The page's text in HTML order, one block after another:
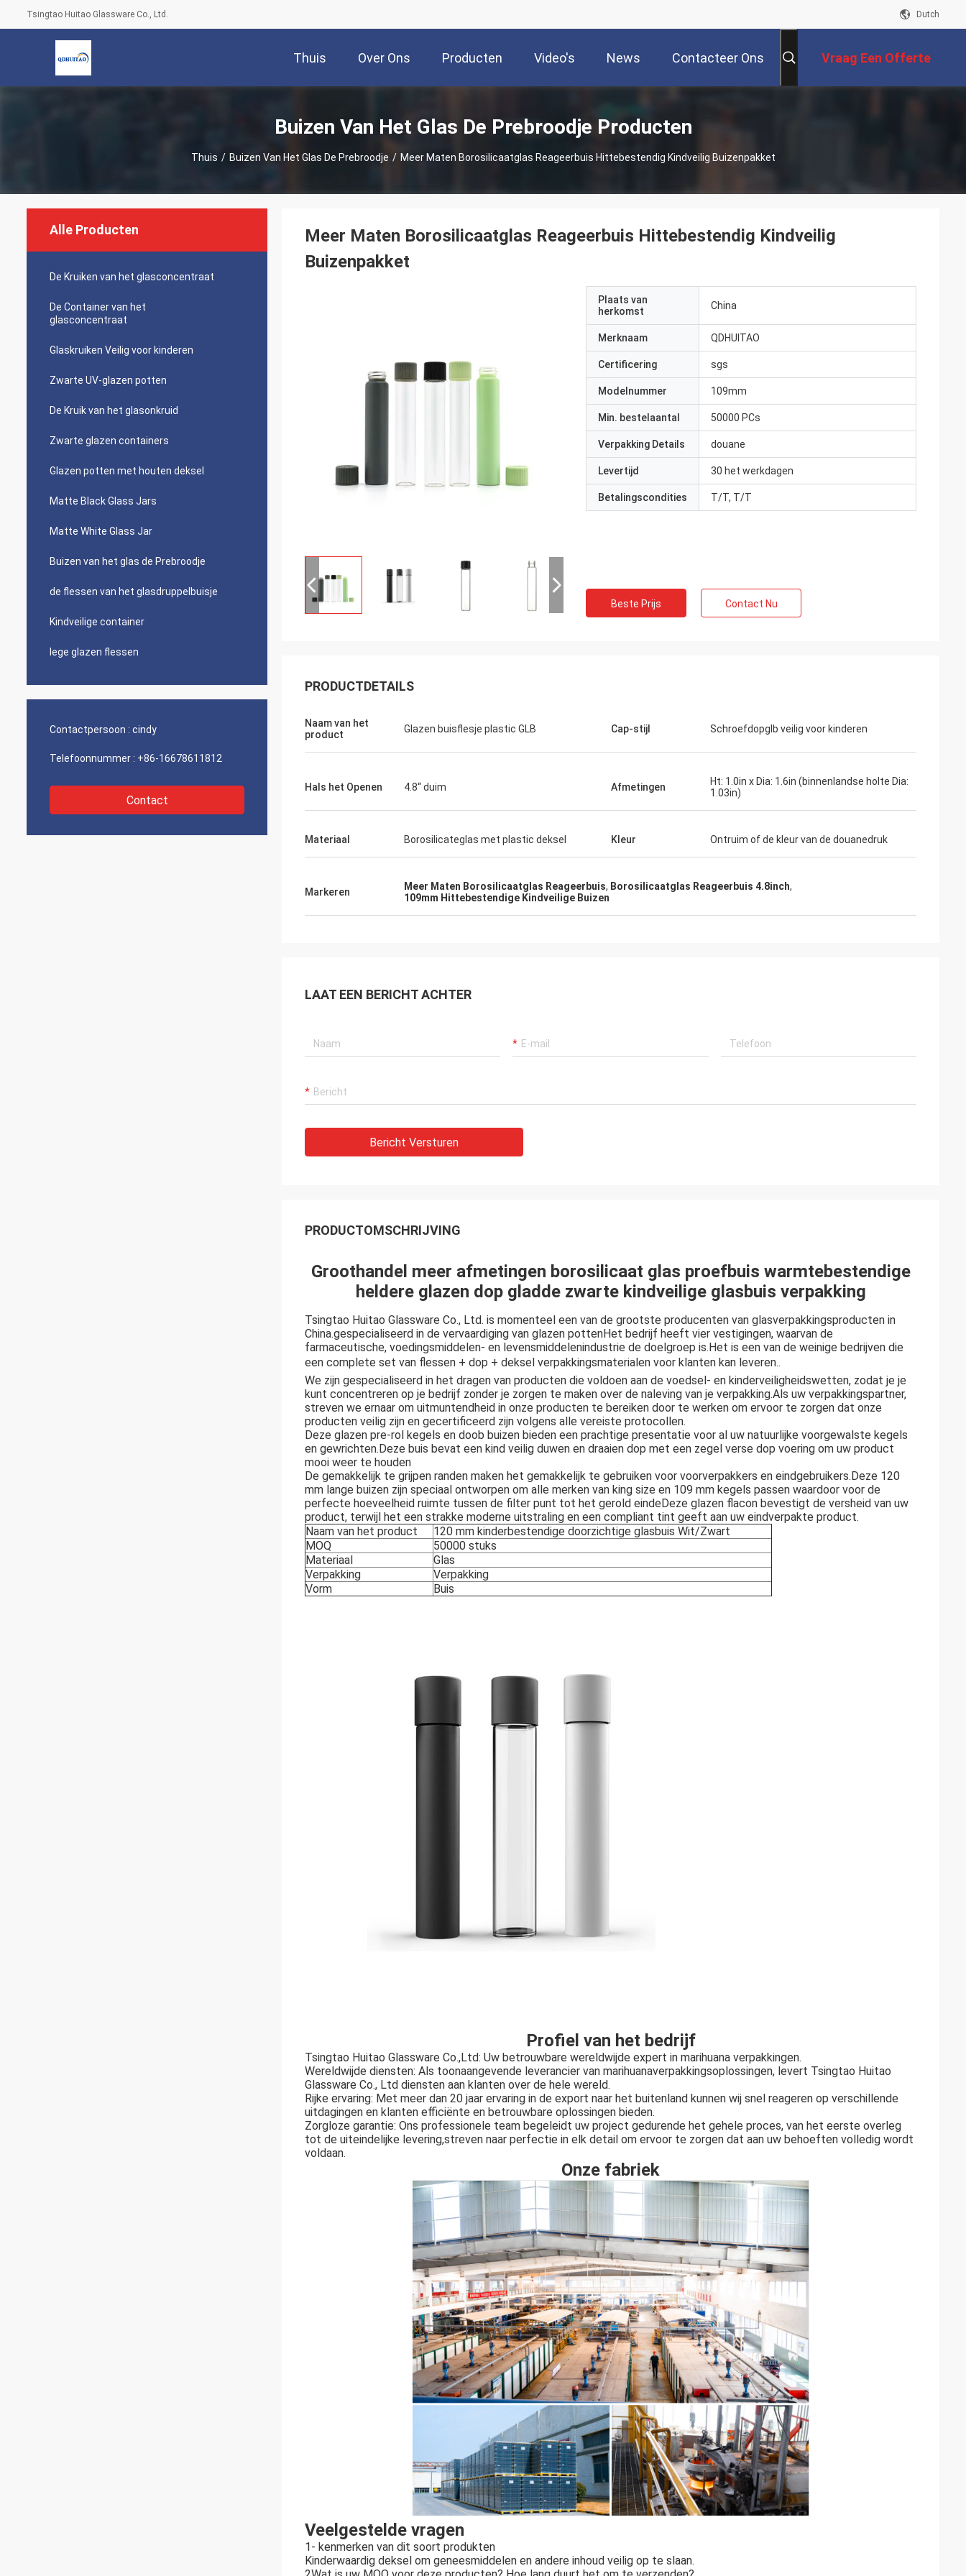
Tsingtao Huitao Glassware Co., Ltd. Dutch
Thuis Over Ons Producten Video's News Contacteer Ons Vraag Een Offerte
Buizen Van Het Glas De Prebroodje Producten
Thuis / Buizen Van Het Glas De Prebroodje / Meer Maten Borosilicaatglas Reageerbuis Hittebestendig Kindveilig Buizenpakket
Alle Producten
De Kruiken van het glasconcentraat
De Container van het
glasconcentraat
Glaskruiken Veilig voor kinderen
Zwarte UV-glazen potten
De Kruik van het glasonkruid
Zwarte glazen containers
Glazen potten met houten deksel
Matte Black Glass Jars
Matte White Glass Jar
Buizen van het glas de Prebroodje
de flessen van het glasdruppelbuisje
Kindveilige container
lege glazen flessen
Contactpersoon : cindy
Telefoonnummer : +86-16678611812
Contact
Meer Maten Borosilicaatglas Reageerbuis Hittebestendig Kindveilig
Buizenpakket
Plaats van
herkomst
China
Merknaam QDHUITAO
Certificering sgs
Modelnummer 109mm
Min. bestelaantal 50000 PCs
Verpakking Details douane
Levertijd 30 het werkdagen
Betalingscondities T/T, T/T
Beste Prijs Contact Nu
PRODUCTDETAILS
Naam van het
product
Glazen buisflesje plastic GLB Cap-stijl Schroefdopglb veilig voor kinderen
Hals het Openen 4.8“ duim Afmetingen
Ht: 1.0in x Dia: 1.6in (binnenlandse holte Dia:
1.03in)
Materiaal Borosilicateglas met plastic deksel Kleur Ontruim of de kleur van de douanedruk
Markeren Meer Maten Borosilicaatglas Reageerbuis, Borosilicaatglas Reageerbuis 4.8inch,
109mm Hittebestendige Kindveilige Buizen
LAAT EEN BERICHT ACHTER
Bericht Versturen
PRODUCTOMSCHRIJVING
Groothandel meer afmetingen borosilicaat glas proefbuis warmtebestendige
heldere glazen dop gladde zwarte kindveilige glasbuis verpakking
Tsingtao Huitao Glassware Co., Ltd. is momenteel een van de grootste producenten van glasverpakkingsproducten in
China.gespecialiseerd in de vervaardiging van glazen pottenHet bedrijf heeft vier vestigingen, waarvan de
farmaceutische, voedingsmiddelen- en levensmiddelenindustrie de doelgroep is.Het is een van de weinige bedrijven die
een complete set van flessen + dop + deksel verpakkingsmaterialen voor klanten kan leveren..
We zijn gespecialiseerd in het dragen van producten die voldoen aan de voedsel- en kinderveiligheidswetten, zodat je je
kunt concentreren op je bedrijf zonder je zorgen te maken over de naleving van je verpakking.Als uw verpakkingspartner,
streven we ernaar om uitmuntendheid in onze producten te bereiken door te werken om ervoor te zorgen dat onze
producten veilig zijn en gecertificeerd zijn volgens alle vereiste protocollen.
Deze glazen pre-rol kegels en doob buizen bieden een prachtige presentatie voor al uw natuurlijke voorgewalste kegels
en gewrichten.Deze buis bevat een kind veilig duwen en draaien dop met een zegel verse dop voering om uw product
mooi weer te houden
De gemakkelijk te grijpen randen maken het gemakkelijk te gebruiken voor voorverpakkers en eindgebruikers.Deze 120
mm lange buizen zijn speciaal ontworpen om alle merken van king size en 109 mm kegels passen waardoor voor de
perfecte hoeveelheid ruimte tussen de filter punt tot het gerold eindeDeze glazen flacon bevestigt de versheid van uw
product, terwijl het een strakke moderne uitstraling en een compliant tint geeft aan uw eindverpakte product.
Naam van het product
120 mm kinderbestendige doorzichtige glasbuis Wit/Zwart
MOQ
50000 stuks
Materiaal
Glas
Verpakking
Verpakking
Vorm
Buis
Profiel van het bedrijf
Tsingtao Huitao Glassware Co.,Ltd: Uw betrouwbare wereldwijde expert in marihuana verpakkingen.
Wereldwijde diensten: Als toonaangevende leverancier van marihuanaverpakkingsoplossingen, levert Tsingtao Huitao
Glassware Co., Ltd diensten aan klanten over de hele wereld.
Rijke ervaring: Met meer dan 20 jaar ervaring in de export naar het buitenland kunnen wij snel reageren op verschillende
uitdagingen en klanten efficiënte en betrouwbare oplossingen bieden.
Zorgloze garantie: Ons professionele team begeleidt uw project gedurende het gehele proces, van het eerste overleg
tot de uiteindelijke levering,streven naar perfectie in elk detail om ervoor te zorgen dat aan uw behoeften volledig wordt
voldaan.
Onze fabriek
Veelgestelde vragen
1- kenmerken van dit soort produkten
Kinderwaardig deksel om geneesmiddelen en andere inhoud veilig op te slaan.